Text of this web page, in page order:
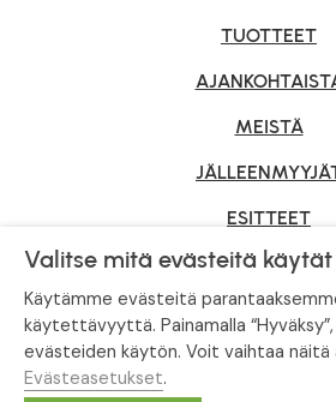
TUOTTEET
MEISTÄ
ESITTEET
YRITYSMYYNTI
Tietosuojaseloste
Valitse mitä evästeitä käytät
Käytämme evästeitä
käytettävyyttä. Painamalla
evästeiden käytön. Voit vaihtaa näitä
Evästeasetukset.